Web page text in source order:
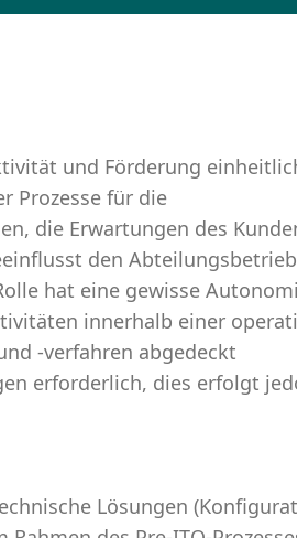
und Förderung
Prozesse für die
die Erwartungen des
den
hat eine gewisse
innerhalb einer
-verfahren abgedeckt
erforderlich, dies erfolgt
Lösungen